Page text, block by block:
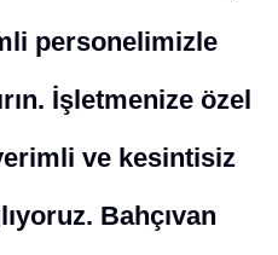
personelimizle
İşletmenize özel
ve kesintisiz
Bahçıvan